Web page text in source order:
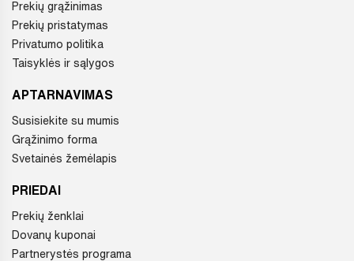
Prekių grąžinimas
Prekių pristatymas
Privatumo politika
Taisyklės ir sąlygos
APTARNAVIMAS
Susisiekite su mumis
Grąžinimo forma
Svetainės žemėlapis
PRIEDAI
Prekių ženklai
Dovanų kuponai
Partnerystės programa